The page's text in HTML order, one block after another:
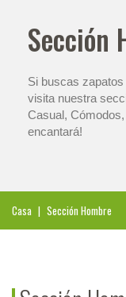
Sección
Si buscas
visita nuestra
Casual,
encantará!
Casa | Sección Hombre